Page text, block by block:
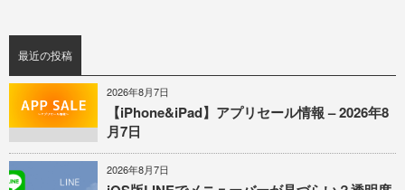
最近の投稿
2026年8月7日
【iPhone&iPad】アプリセール情報 – 2026年8
月7日
2026年8月7日